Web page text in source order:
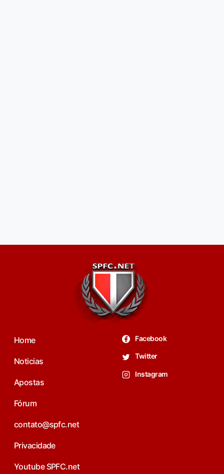
Home
Noticias
Apostas
Fórum
contato@spfc.net
Privacidade
Youtube SPFC.net
Facebook
Twitter
Instagram